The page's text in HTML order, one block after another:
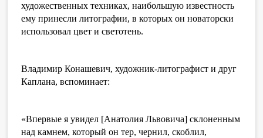
художественных техниках, наибольшую известность
ему принесли литографии, в которых он новаторски
использовал цвет и светотень.
Владимир Конашевич, художник-литографист и друг
Каплана, вспоминает:
«Впервые я увидел [Анатолия Львовича] склоненным
над камнем, который он тер, чернил, скоблил,